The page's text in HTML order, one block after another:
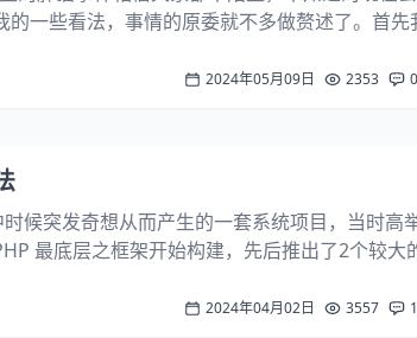
一些看法，事情的原委就不多做赘述了。首先
会有什么太大的...
2024年05月09日 2353 0
候突发奇想从而产生的一套系统项目，当时高
最底层之框架开始构建，先后推出了2个较大
...
2024年04月02日 3557 1